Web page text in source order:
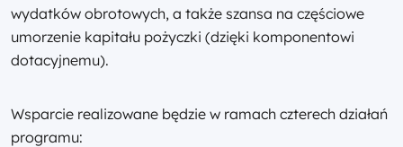
wydatków obrotowych, a także szansa na częściowe
umorzenie kapitału pożyczki (dzięki komponentowi
dotacyjnemu).
Wsparcie realizowane będzie w ramach czterech działań
programu: